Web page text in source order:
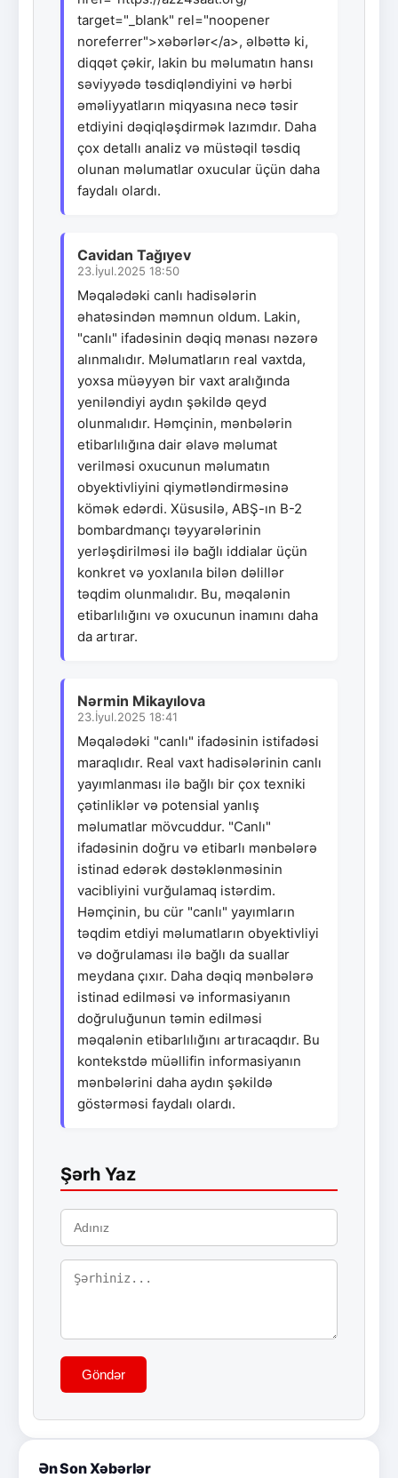
target="_blank" rel="noopener
noreferrer">xəbərlər</a>, əlbəttə ki,
diqqət çəkir, lakin bu məlumatın hansı
səviyyədə təsdiqləndiyini və hərbi
əməliyyatların miqyasına necə təsir
etdiyini dəqiqləşdirmək lazımdır. Daha
çox detallı analiz və müstəqil təsdiq
olunan məlumatlar oxucular üçün daha
faydalı olardı.
Cavidan Tağıyev
23.İyul.2025 18:50
Məqalədəki canlı hadisələrin
əhatəsindən məmnun oldum. Lakin,
"canlı" ifadəsinin dəqiq mənası nəzərə
alınmalıdır. Məlumatların real vaxtda,
yoxsa müəyyən bir vaxt aralığında
yeniləndiyi aydın şəkildə qeyd
olunmalıdır. Həmçinin, mənbələrin
etibarlılığına dair əlavə məlumat
verilməsi oxucunun məlumatın
obyektivliyini qiymətləndirməsinə
kömək edərdi. Xüsusilə, ABŞ-ın B-2
bombardmançı təyyarələrinin
yerləşdirilməsi ilə bağlı iddialar üçün
konkret və yoxlanıla bilən dəlillər
təqdim olunmalıdır. Bu, məqalənin
etibarlılığını və oxucunun inamını daha
da artırar.
Nərmin Mikayılova
23.İyul.2025 18:41
Məqalədəki "canlı" ifadəsinin istifadəsi
maraqlıdır. Real vaxt hadisələrinin canlı
yayımlanması ilə bağlı bir çox texniki
çətinliklər və potensial yanlış
məlumatlar mövcuddur. "Canlı"
ifadəsinin doğru və etibarlı mənbələrə
istinad edərək dəstəklənməsinin
vacibliyini vurğulamaq istərdim.
Həmçinin, bu cür "canlı" yayımların
təqdim etdiyi məlumatların obyektivliyi
və doğrulaması ilə bağlı da suallar
meydana çıxır. Daha dəqiq mənbələrə
istinad edilməsi və informasiyanın
doğruluğunun təmin edilməsi
məqalənin etibarlılığını artıracaqdır. Bu
kontekstdə müəllifin informasiyanın
mənbələrini daha aydın şəkildə
göstərməsi faydalı olardı.
Şərh Yaz
Göndər
Ən Son Xəbərlər